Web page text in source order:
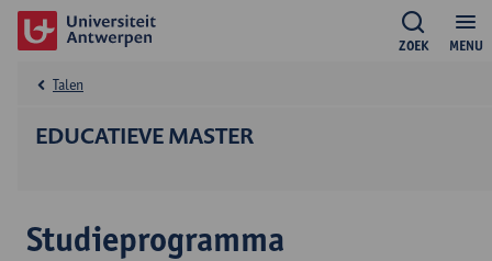
MENU
ZOEK
EDUCATIEVE MASTER
Talen
Studieprogramma